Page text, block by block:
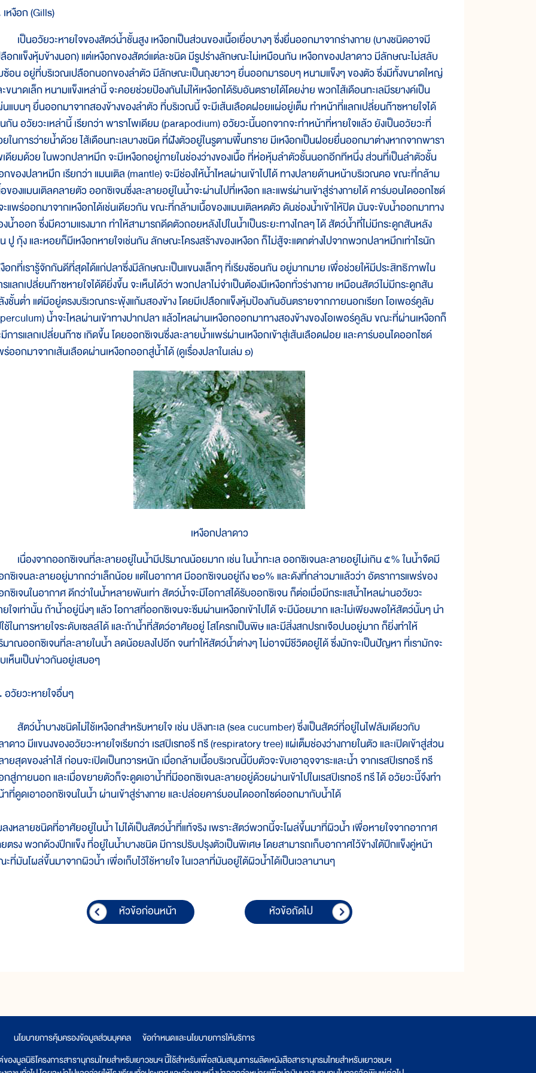
หงือก (Gills)
เป็นอวัยวะหายใจของสัตว์น้ำชั้นสูง เหงือกเป็นส่วนของเนื้อเยื่อบางๆ ซึ่งยื่นออกมาจากร่างกาย (บางชนิดอาจมี
ลือกแข็งหุ้มข้างนอก) แต่เหงือกของสัตว์แต่ละชนิด มีรูปร่างลักษณะไม่เหมือนกัน เหงือกของปลาดาว มีลักษณะไม่สลับ
ซ้อน อยู่ที่บริเวณเปลือกนอกของลำตัว มีลักษณะเป็นถุงยาวๆ ยื่นออกมารอบๆ หนามแข็งๆ ของตัว ซึ่งมีทั้งขนาดใหญ่
ขนาดเล็ก หนามแข็งเหล่านี้ จะคอยช่วยป้องกันไม่ให้เหงือกได้รับอันตรายได้โดยง่าย พวกไส้เดือนทะเลมีรยางค์เป็น
นแบนๆ ยื่นออกมาจากสองข้างของลำตัว ที่บริเวณนี้ จะมีเส้นเลือดฝอยแผ่อยู่เต็ม ทำหน้าที่แลกเปลี่ยนก๊าซหายใจได้
นกัน อวัยวะเหล่านี้ เรียกว่า พาราโพเดียม (parapodium) อวัยวะนี้นอกจากจะทำหน้าที่หายใจแล้ว ยังเป็นอวัยวะที่
ในการว่ายน้ำด้วย ไส้เดือนทะเลบางชนิด ที่ฝังตัวอยู่ในรูตามพื้นทราย มีเหงือกเป็นฝอยยื่นออกมาต่างหากจากพารา
ดียมด้วย ในพวกปลาหมึก จะมีเหงือกอยู่ภายในช่องว่างของเนื้อ ที่ห่อหุ้มลำตัวชั้นนอกอีกทีหนึ่ง ส่วนที่เป็นลำตัวชั้น
กของปลาหมึก เรียกว่า แมนเติล (mantle) จะมีช่องให้น้ำไหลผ่านเข้าไปได้ ทางปลายด้านหน้าบริเวณคอ ขณะที่กล้าม
อของแมนเติลคลายตัว ออกซิเจนซึ่งละลายอยู่ในน้ำจะผ่านไปที่เหงือก และแพร่ผ่านเข้าสู่ร่างกายได้ คาร์บอนไดออกไซด์
แพร่ออกมาจากเหงือกได้เช่นเดียวกัน ขณะที่กล้ามเนื้อของแมนเติลหดตัว ดันช่องน้ำเข้าให้ปิด มันจะขับน้ำออกมาทาง
น้ำออก ซึ่งมีความแรงมาก ทำให้สามารถดีดตัวถอยหลังไปในน้ำเป็นระยะทางไกลๆ ได้ สัตว์น้ำที่ไม่มีกระดูกสันหลัง
น ปู กุ้ง และหอยก็มีเหงือกหายใจเช่นกัน ลักษณะโครงสร้างของเหงือก ก็ไม่สู้จะแตกต่างไปจากพวกปลาหมึกเท่าไรนัก
งือกที่เรารู้จักกันดีที่สุดได้แก่ปลาซึ่งมีลักษณะเป็นแขนงเล็กๆ ที่เรียงซ้อนกัน อยู่มากมาย เพื่อช่วยให้มีประสิทธิภาพใน
แลกเปลี่ยนก๊าซหายใจได้ดียิ่งขึ้น จะเห็นได้ว่า พวกปลาไม่จำเป็นต้องมีเหงือกทั่วร่างกาย เหมือนสัตว์ไม่มีกระดูกสัน
งชั้นต่ำ แต่มีอยู่ตรงบริเวณกระพุ้งแก้มสองข้าง โดยมีเปลือกแข็งหุ้มป้องกันอันตรายจากภายนอกเรียก โอเพอร์คูลัม
น้ำจะไหลผ่านเข้าทางปากปลา แล้วไหลผ่านเหงือกออกมาทางสองข้างของโอเพอร์คูลัม ขณะที่ผ่านเหงือกก็
มีการแลกเปลี่ยนก๊าซ เกิดขึ้น โดยออกซิเจนซึ่งละลายน้ำแพร่ผ่านเหงือกเข้าสู่เส้นเลือดฝอย และคาร์บอนไดออกไซด์
ร่ออกมาจากเส้นเลือดผ่านเหงือกออกสู่น้ำได้ (ดูเรื่องปลาในเล่ม ๑)
เหงือกปลาดาว
เนื่องจากออกซิเจนที่ละลายอยู่ในน้ำมีปริมาณน้อยมาก เช่น ในน้ำทะเล ออกซิเจนละลายอยู่ไม่เกิน ๕% ในน้ำจืดมี
ซิเจนละลายอยู่มากกว่าเล็กน้อย แต่ในอากาศ มีออกซิเจนอยู่ถึง ๒๑% และดังที่กล่าวมาแล้วว่า อัตราการแพร่ของ
ซิเจนในอากาศ ดีกว่าในน้ำหลายพันเท่า สัตว์น้ำจะมีโอกาสได้รับออกซิเจน ก็ต่อเมื่อมีกระแสน้ำไหลผ่านอวัยวะ
ยใจเท่านั้น ถ้าน้ำอยู่นิ่งๆ แล้ว โอกาสที่ออกซิเจนจะซึมผ่านเหงือกเข้าไปได้ จะมีน้อยมาก และไม่เพียงพอให้สัตว์นั้นๆ นำ
ช้ในการหายใจระดับเซลล์ได้ และถ้าน้ำที่สัตว์อาศัยอยู่ โสโครกเป็นพิษ และมีสิ่งสกปรกเจือปนอยู่มาก ก็ยิ่งทำให้
มาณออกซิเจนที่ละลายในน้ำ ลดน้อยลงไปอีก จนทำให้สัตว์น้ำต่างๆ ไม่อาจมีชีวิตอยู่ได้ ซึ่งมักจะเป็นปัญหา ที่เรามักจะ
ห็นเป็นข่าวกันอยู่เสมอๆ
วัยวะหายใจอื่นๆ
สัตว์น้ำบางชนิดไม่ใช้เหงือกสำหรับหายใจ เช่น ปลิงทะเล (sea cucumber) ซึ่งเป็นสัตว์ที่อยู่ในไฟลัมเดียวกับ
ดาว มีแขนงของอวัยวะหายใจเรียกว่า เรสปิเรทอรี ทรี (respiratory tree) แผ่เต็มช่องว่างภายในตัว และเปิดเข้าสู่ส่วน
ายสุดของลำไส้ ก่อนจะเปิดเป็นทวารหนัก เมื่อกล้ามเนื้อบริเวณนี้บีบตัวจะขับเอาอุจจาระและน้ำ จากเรสปิเรทอรี ทรี
สู่ภายนอก และเมื่อขยายตัวก็จะดูดเอาน้ำที่มีออกซิเจนละลายอยู่ด้วยผ่านเข้าไปในเรสปิเรทอรี ทรี ได้ อวัยวะนี้จึงทำ
าที่ดูดเอาออกซิเจนในน้ำ ผ่านเข้าสู่ร่างกาย และปล่อยคาร์บอนไดออกไซด์ออกมากับน้ำได้
ลงหลายชนิดที่อาศัยอยู่ในน้ำ ไม่ได้เป็นสัตว์น้ำที่แท้จริง เพราะสัตว์พวกนี้จะโผล่ขึ้นมาที่ผิวน้ำ เพื่อหายใจจากอากาศ
ตรง พวกด้วงปีกแข็ง ที่อยู่ในน้ำบางชนิด มีการปรับปรุงตัวเป็นพิเศษ โดยสามารถเก็บอากาศไว้ข้างใต้ปีกแข็งคู่หน้า
ที่มันโผล่ขึ้นมาจากผิวน้ำ เพื่อเก็บไว้ใช้หายใจ ในเวลาที่มันอยู่ใต้ผิวน้ำได้เป็นเวลานานๆ
หัวข้อก่อนหน้า หัวข้อถัดไป
นโยบายการคุ้มครองข้อมูลส่วนบุคคล
ข้อกำหนดและนโยบายการให้บริการ
องมูลนิธิโครงการสารานุกรมไทยสำหรับเยาวชนฯ นี้ใช้สำหรับเพื่อสนับสนุนการผลิตหนังสือสารานุกรมไทยสำหรับเยาวชนฯ